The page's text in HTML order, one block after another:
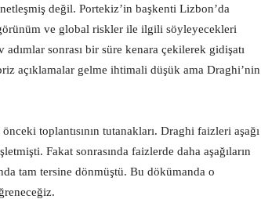
değil. Portekiz’in başkenti Lizbon’da
ve global riskler ile ilgili söyleyecekleri
sonrası bir süre kenara çekilerek gidişatı
açıklamalar gelme ihtimali düşük ama Draghi’nin
toplantısının tutanakları. Draghi faizleri aşağı
Fakat sonrasında faizlerde daha aşağıların
tam tersine dönmüştü. Bu dökümanda o